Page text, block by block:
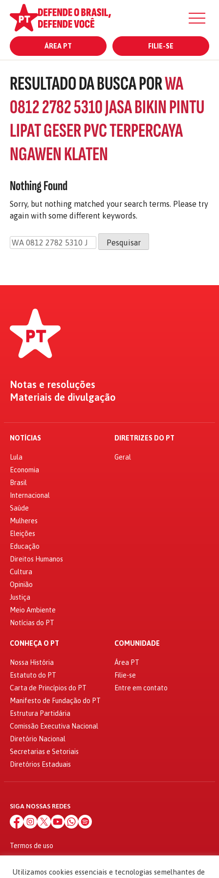
ÁREA PT FILIE-SE
RESULTADO DA BUSCA PORWA
0812 2782 5310 JASA BIKIN PINTU
LIPAT GESER PVC TERPERCAYA
NGAWEN KLATEN
Nothing Found
Sorry, but nothing matched your search terms. Please try
again with some different keywords.
Pesquisar
Notas e resoluções
Materiais de divulgação
NOTÍCIAS
Lula
Economia
Brasil
Internacional
Saúde
Mulheres
Eleições
Educação
Direitos Humanos
Cultura
Opinião
Justiça
Meio Ambiente
Notícias do PT
DIRETRIZES DO PT
Geral
CONHEÇA O PT
Nossa História
Estatuto do PT
Carta de Princípios do PT
Manifesto de Fundação do PT
Estrutura Partidária
Comissão Executiva Nacional
Diretório Nacional
Secretarias e Setoriais
Diretórios Estaduais
COMUNIDADE
Área PT
Filie-se
Entre em contato
SIGA NOSSAS REDES
Termos de uso
© 2010 - 2026
Utilizamos cookies essenciais e tecnologias semelhantes de